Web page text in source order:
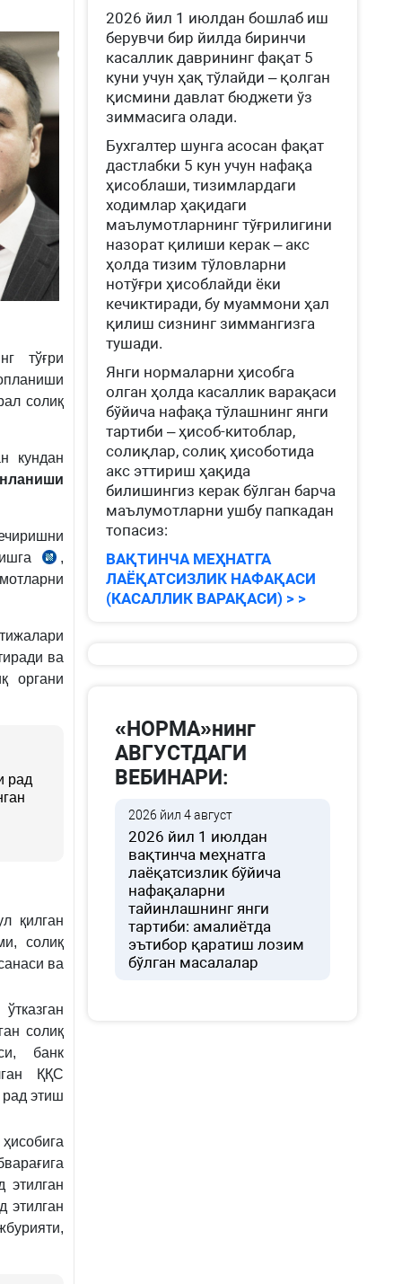
тўғри
солиқ
кундан
СК
147-
,
ва
органи
рад
қилган
солиқ
ва
солиқ
банк
ҚҚС
рад этиш
этилган
этилган
2026 йил 1 июлдан бошлаб иш
берувчи бир йилда биринчи
касаллик даврининг фақат 5
куни учун ҳақ тўлайди – қолган
қисмини давлат бюджети ўз
зиммасига олади.
Бухгалтер шунга асосан фақат
дастлабки 5 кун учун нафақа
ҳисоблаши, тизимлардаги
ходимлар ҳақидаги
маълумотларнинг тўғрилигини
назорат қилиши керак – акс
ҳолда тизим тўловларни
нотўғри ҳисоблайди ёки
кечиктиради, бу муаммони ҳал
қилиш сизнинг зиммангизга
тушади.
Янги нормаларни ҳисобга
олган ҳолда касаллик варақаси
бўйича нафақа тўлашнинг янги
тартиби – ҳисоб-китоблар,
солиқлар, солиқ ҳисоботида
акс эттириш ҳақида
билишингиз керак бўлган барча
маълумотларни ушбу папкадан
топасиз:
ВАҚТИНЧА МЕҲНАТГА
ЛАЁҚАТСИЗЛИК НАФАҚАСИ
(КАСАЛЛИК ВАРАҚАСИ) > >
«НОРМА»нинг
АВГУСТДАГИ
ВЕБИНАРИ:
2026 йил 4 август
2026 йил 1 июлдан
вақтинча меҳнатга
лаёқатсизлик бўйича
нафақаларни
тайинлашнинг янги
тартиби: амалиётда
эътибор қаратиш лозим
бўлган масалалар